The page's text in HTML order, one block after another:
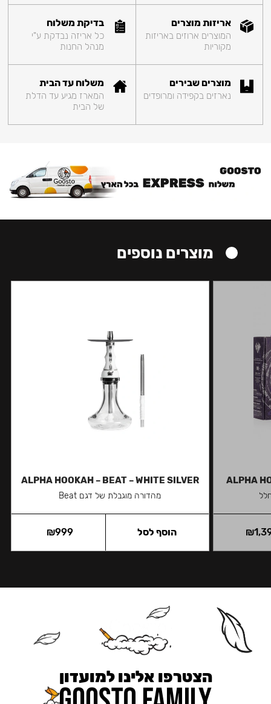
אריזות מוצרים
המוצרים ארוזים באריזות
מקוריות
בדיקת משלוח
כל אריזה נבדקת ע"י
מנהל החנות
מוצרים שבירים
נארזים בקפידה ומרופדים
משלוח עד הבית
המארז מגיע עד הדלת
של הבית
מוצרים נוספים
ALPHA
₪
ALPHA HOOKAH – BEAT – WHITE SILVER
מהדורה מוגבלת של דגם Beat
₪999 הוסף לסל
הצטרפו אלינו למועדון